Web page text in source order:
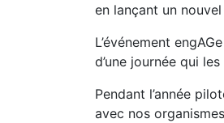
en lançant un
L’événement
d’une journée qui
Pendant l’année
avec nos